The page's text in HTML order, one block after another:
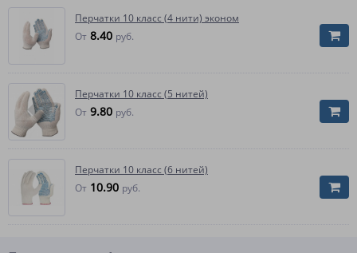
Перчатки 10 класс (4 нити) эконом
От 8.40 руб.
Перчатки 10 класс (5 нитей)
От 9.80 руб.
Перчатки 10 класс (6 нитей)
От 10.90 руб.